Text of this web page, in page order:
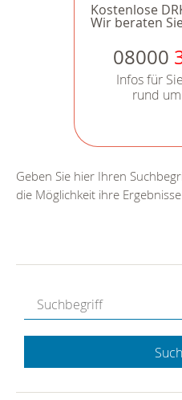
Kostenlose
Wir beraten
08000
Infos für
rund
Geben Sie hier Ihren
die Möglichkeit ihre